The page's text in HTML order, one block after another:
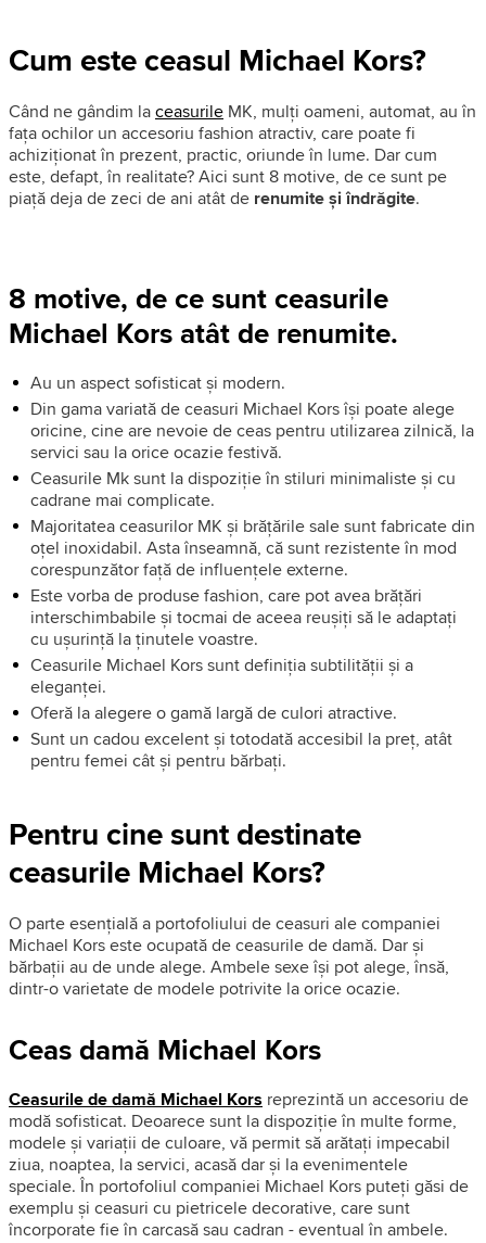
Cum este ceasul Michael Kors?
Când ne gândim laceasurile MK, mulți oameni, automat, au în
fața ochilor un accesoriu fashion atractiv, care poate fi
achiziționat în prezent, practic, oriunde în lume. Dar cum
este, defapt, în realitate? Aici sunt 8 motive, de ce sunt pe
piață deja de zeci de ani atât de renumite și îndrăgite.
8 motive, de ce sunt ceasurile
Michael Kors atât de renumite.
Au un aspect sofisticat și modern.
Din gama variată de ceasuri Michael Kors își poate alege
oricine, cine are nevoie de ceas pentru utilizarea zilnică, la
servici sau la orice ocazie festivă.
Ceasurile Mk sunt la dispoziție în stiluri minimaliste și cu
cadrane mai complicate.
Majoritatea ceasurilor MK și brățările sale sunt fabricate din
oțel inoxidabil. Asta înseamnă, că sunt rezistente în mod
corespunzător față de influențele externe.
Este vorba de produse fashion, care pot avea brățări
interschimbabile și tocmai de aceea reușiți să le adaptați
cu ușurință la ținutele voastre.
Ceasurile Michael Kors sunt definiția subtilității și a
eleganței.
Oferă la alegere o gamă largă de culori atractive.
Sunt un cadou excelent și totodată accesibil la preț, atât
pentru femei cât și pentru bărbați.
Pentru cine sunt destinate
ceasurile Michael Kors?
O parte esențială a portofoliului de ceasuri ale companiei
Michael Kors este ocupată de ceasurile de damă. Dar și
bărbații au de unde alege. Ambele sexe își pot alege, însă,
dintr-o varietate de modele potrivite la orice ocazie.
Ceas damă Michael Kors
Ceasurile de damă Michael Kors reprezintă un accesoriu de
modă sofisticat. Deoarece sunt la dispoziție în multe forme,
modele și variații de culoare, vă permit să arătați impecabil
ziua, noaptea, la servici, acasă dar și la evenimentele
speciale. În portofoliul companiei Michael Kors puteți găsi de
exemplu și ceasuri cu pietricele decorative, care sunt
încorporate fie în carcasă sau cadran - eventual în ambele.